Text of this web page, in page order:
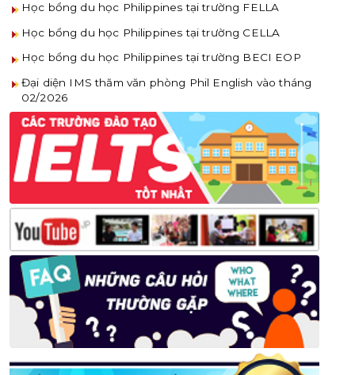
Học bổng du học Philippines tại trường FELLA
Học bổng du học Philippines tại trường CELLA
Học bổng du học Philippines tại trường BECI EOP
Đại diện IMS thăm văn phòng Phil English vào tháng
02/2026